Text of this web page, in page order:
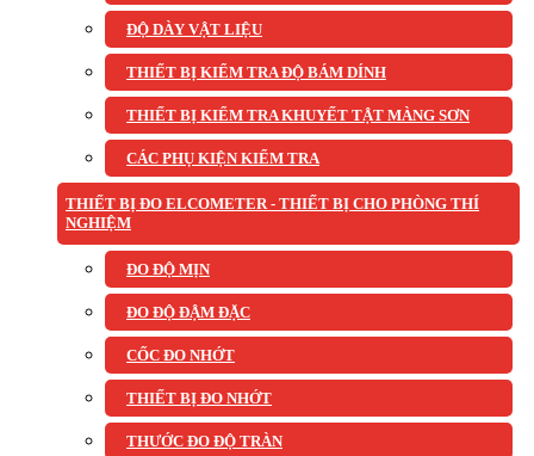
ĐỘ DÀY VẬT LIỆU
THIẾT BỊ KIỂM TRA ĐỘ BÁM DÍNH
THIẾT BỊ KIỂM TRA KHUYẾT TẬT MÀNG SƠN
CÁC PHỤ KIỆN KIỂM TRA
THIẾT BỊ ĐO ELCOMETER - THIẾT BỊ CHO PHÒNG THÍ
NGHIỆM
ĐO ĐỘ MỊN
ĐO ĐỘ ĐẬM ĐẶC
CỐC ĐO NHỚT
THIẾT BỊ ĐO NHỚT
THƯỚC ĐO ĐỘ TRÀN